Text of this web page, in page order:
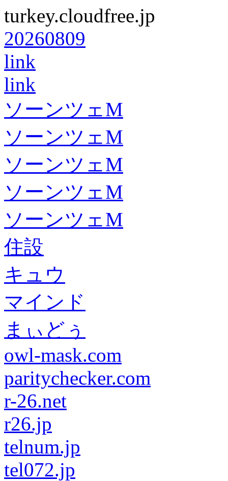
turkey.cloudfree.jp
20260809
link
link
ソーンツェM
ソーンツェM
ソーンツェM
ソーンツェM
ソーンツェM
住設
キュウ
マインド
まぃどぅ
owl-mask.com
paritychecker.com
r-26.net
r26.jp
telnum.jp
tel072.jp